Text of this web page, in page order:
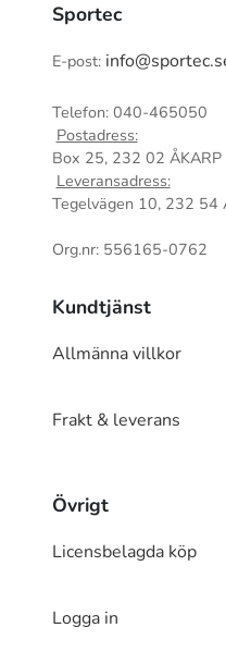
Sportec
E-post:
Telefon: 040-465050
Postadress:
Box 25, 232 02 ÅKARP
Leveransadress:
Tegelvägen 10, 232 54
Org.nr: 556165-0762
Kundtjänst
Allmänna villkor
Frakt & leverans
Övrigt
Licensbelagda köp
Logga in